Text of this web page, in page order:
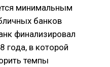
минимальным
банков
финализировал
года, в которой
темпы